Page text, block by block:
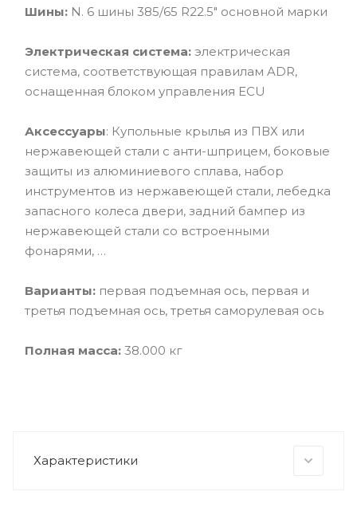
Шины: N. 6 шины 385/65 R22.5" основной марки
Электрическая система: электрическая
система, соответствующая правилам ADR,
оснащенная блоком управления ECU
Аксессуары: Купольные крылья из ПВХ или
нержавеющей стали с анти-шприцем, боковые
защиты из алюминиевого сплава, набор
инструментов из нержавеющей стали, лебедка
запасного колеса двери, задний бампер из
нержавеющей стали со встроенными
фонарями, …
Варианты: первая подъемная ось, первая и
третья подъемная ось, третья саморулевая ось
Полная масса: 38.000 кг
Характеристики